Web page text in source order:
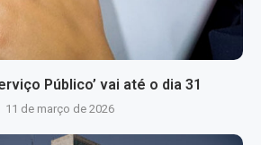
Público’ vai até o dia 31
11 de março de 2026